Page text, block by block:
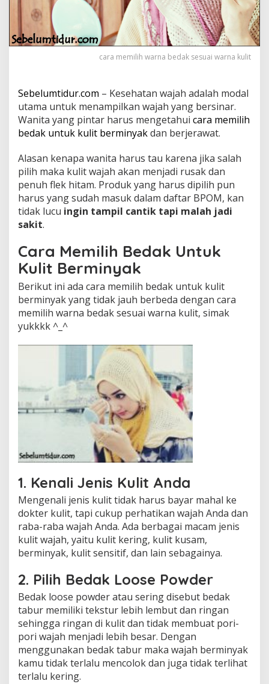
t
u
K
B
e
r
m
i
y
a
d
a
n
j
e
a
w
a
cara memilih warna bedak sesuai warna kulit
Sebelumtidur.com – Kesehatan wajah adalah modal
utama untuk menampilkan wajah yang bersinar.
Wanita yang pintar harus mengetahui cara memilih
bedak untuk kulit berminyakdan berjerawat.
Alasan kenapa wanita harus tau karena jika salah
pilih maka kulit wajah akan menjadi rusak dan
penuh flek hitam. Produk yang harus dipilih pun
harus yang sudah masuk dalam daftar BPOM, kan
tidak lucu ingin tampil cantik tapi malah jadi
sakit.
Cara Memilih Bedak Untuk
Kulit Berminyak
Berikut ini ada cara memilih bedak untuk kulit
berminyak yang tidak jauh berbeda dengan cara
memilih warna bedak sesuai warna kulit, simak
yukkkk ^_^
1. Kenali Jenis Kulit Anda
Mengenali jenis kulit tidak harus bayar mahal ke
dokter kulit, tapi cukup perhatikan wajah Anda dan
raba-raba wajah Anda. Ada berbagai macam jenis
kulit wajah, yaitu kulit kering, kulit kusam,
berminyak, kulit sensitif, dan lain sebagainya.
2. Pilih Bedak Loose Powder
Bedak loose powder atau sering disebut bedak
tabur memiliki tekstur lebih lembut dan ringan
sehingga ringan di kulit dan tidak membuat pori-
pori wajah menjadi lebih besar. Dengan
menggunakan bedak tabur maka wajah berminyak
kamu tidak terlalu mencolok dan juga tidak terlihat
terlalu kering.